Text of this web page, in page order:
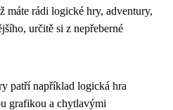
máte rádi logické hry, adventury,
určitě si z nepřeberné
patří například logická hra
grafikou a chytlavými